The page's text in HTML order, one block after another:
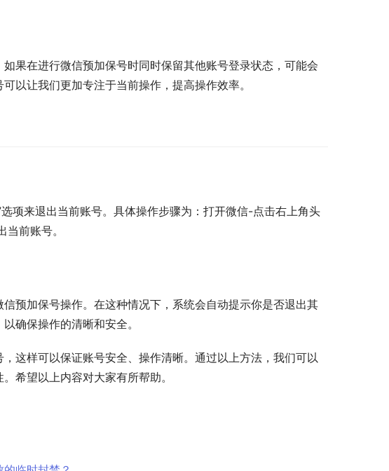
果在进行微信预加保号时同时保留其他账号登录状态，可能会
以让我们更加专注于当前操作，提高操作效率。
项来退出当前账号。具体操作步骤为：打开微信-点击右上角头
前账号。
预加保号操作。在这种情况下，系统会自动提示你是否退出其
确保操作的清晰和安全。
这样可以保证账号安全、操作清晰。通过以上方法，我们可以
希望以上内容对大家有所帮助。